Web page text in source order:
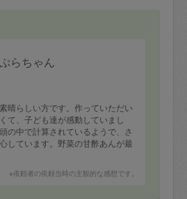
らちゃん
晴らしい方です。作っていただい
て、子ども達が感動していまし
の中で計算されているようで、さ
しています。野菜の甘酢あんが最
しくお願い致します🤲
※依頼者の依頼当時の主観的な感想です。